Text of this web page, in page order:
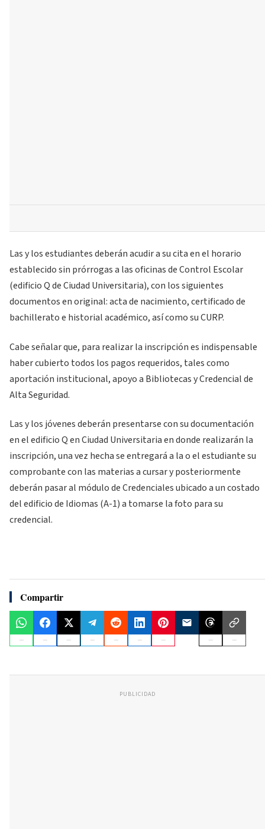
Las y los estudiantes deberán acudir a su cita en el horario
establecido sin prórrogas a las oficinas de Control Escolar
(edificio Q de Ciudad Universitaria), con los siguientes
documentos en original: acta de nacimiento, certificado de
bachillerato e historial académico, así como su CURP.
Cabe señalar que, para realizar la inscripción es indispensable
haber cubierto todos los pagos requeridos, tales como
aportación institucional, apoyo a Bibliotecas y Credencial de
Alta Seguridad.
Las y los jóvenes deberán presentarse con su documentación
en el edificio Q en Ciudad Universitaria en donde realizarán la
inscripción, una vez hecha se entregará a la o el estudiante su
comprobante con las materias a cursar y posteriormente
deberán pasar al módulo de Credenciales ubicado a un costado
del edificio de Idiomas (A-1) a tomarse la foto para su
credencial.
Compartir
PUBLICIDAD